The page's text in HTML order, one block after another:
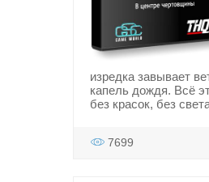
изредка завывает
капель дождя. Всё
без красок, без
7699